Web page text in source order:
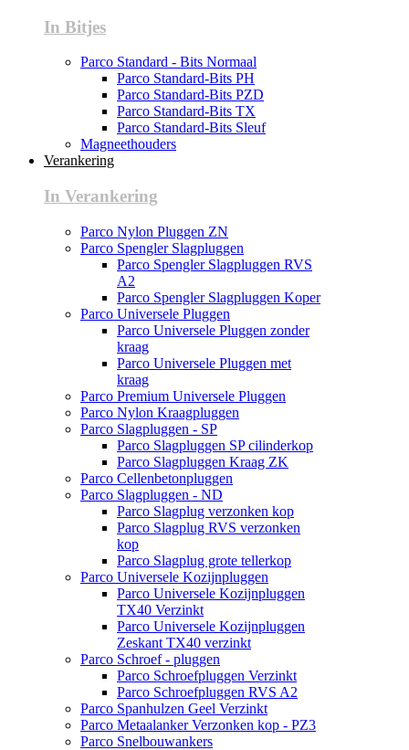
In Bitjes
Parco Standard - Bits Normaal
Parco Standard-Bits PH
Parco Standard-Bits PZD
Parco Standard-Bits TX
Parco Standard-Bits Sleuf
Magneethouders
Verankering
In Verankering
Parco Nylon Pluggen ZN
Parco Spengler Slagpluggen
Parco Spengler Slagpluggen RVS
A2
Parco Spengler Slagpluggen Koper
Parco Universele Pluggen
Parco Universele Pluggen zonder
kraag
Parco Universele Pluggen met
kraag
Parco Premium Universele Pluggen
Parco Nylon Kraagpluggen
Parco Slagpluggen - SP
Parco Slagpluggen SP cilinderkop
Parco Slagpluggen Kraag ZK
Parco Cellenbetonpluggen
Parco Slagpluggen - ND
Parco Slagplug verzonken kop
Parco Slagplug RVS verzonken
kop
Parco Slagplug grote tellerkop
Parco Universele Kozijnpluggen
Parco Universele Kozijnpluggen
TX40 Verzinkt
Parco Universele Kozijnpluggen
Zeskant TX40 verzinkt
Parco Schroef - pluggen
Parco Schroefpluggen Verzinkt
Parco Schroefpluggen RVS A2
Parco Spanhulzen Geel Verzinkt
Parco Metaalanker Verzonken kop - PZ3
Parco Snelbouwankers